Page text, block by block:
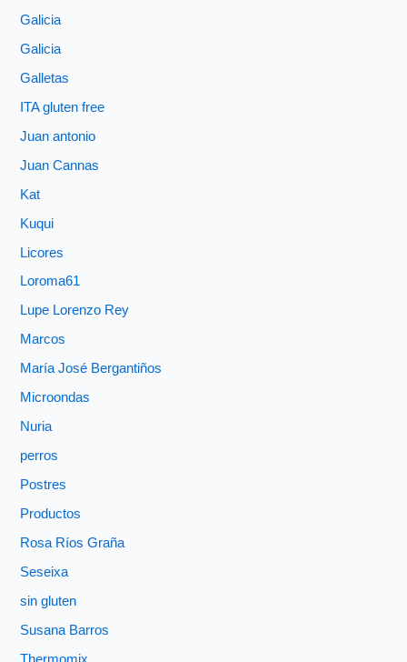
Galicia
Galicia
Galletas
ITA gluten free
Juan antonio
Juan Cannas
Kat
Kuqui
Licores
Loroma61
Lupe Lorenzo Rey
Marcos
María José Bergantiños
Microondas
Nuria
perros
Postres
Productos
Rosa Ríos Graña
Seseixa
sin gluten
Susana Barros
Thermomix